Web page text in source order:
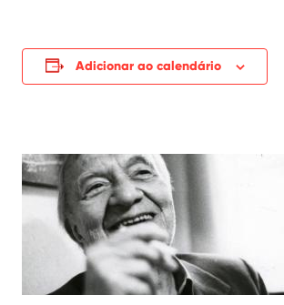
Adicionar ao calendário